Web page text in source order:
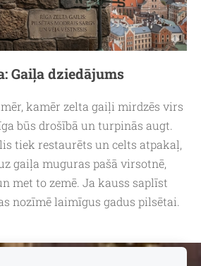
Gaiļa dziedājums
kamēr zelta gaiļi mirdzēs virs
būs drošībā un turpinās augt.
tiek restaurēts un celts atpakaļ,
gaiļa muguras pašā virsotnē,
met to zemē. Ja kauss saplīst
nozīmē laimīgus gadus pilsētai.